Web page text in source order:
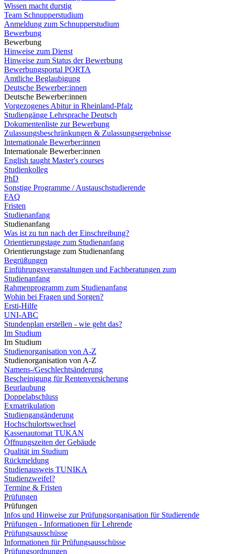
Wissen macht durstig
Team Schnupperstudium
Anmeldung zum Schnupperstudium
Bewerbung
Bewerbung
Hinweise zum Dienst
Hinweise zum Status der Bewerbung
Bewerbungsportal PORTA
Amtliche Beglaubigung
Deutsche Bewerber:innen
Deutsche Bewerber:innen
Vorgezogenes Abitur in Rheinland-Pfalz
Studiengänge Lehrsprache Deutsch
Dokumentenliste zur Bewerbung
Zulassungsbeschränkungen & Zulassungsergebnisse
Internationale Bewerber:innen
Internationale Bewerber:innen
English taught Master's courses
Studienkolleg
PhD
Sonstige Programme / Austauschstudierende
FAQ
Fristen
Studienanfang
Studienanfang
Was ist zu tun nach der Einschreibung?
Orientierungstage zum Studienanfang
Orientierungstage zum Studienanfang
Begrüßungen
Einführungsveranstaltungen und Fachberatungen zum
Studienanfang
Rahmenprogramm zum Studienanfang
Wohin bei Fragen und Sorgen?
Ersti-Hilfe
UNI-ABC
Stundenplan erstellen - wie geht das?
Im Studium
Im Studium
Studienorganisation von A-Z
Studienorganisation von A-Z
Namens-/Geschlechtsänderung
Bescheinigung für Rentenversicherung
Beurlaubung
Doppelabschluss
Exmatrikulation
Studiengangänderung
Hochschulortswechsel
Kassenautomat TUKAN
Öffnungszeiten der Gebäude
Qualität im Studium
Rückmeldung
Studienausweis TUNIKA
Studienzweifel?
Termine & Fristen
Prüfungen
Prüfungen
Infos und Hinweise zur Prüfungsorganisation für Studierende
Prüfungen - Informationen für Lehrende
Prüfungsausschüsse
Informationen für Prüfungsausschüsse
Prüfungsordnungen